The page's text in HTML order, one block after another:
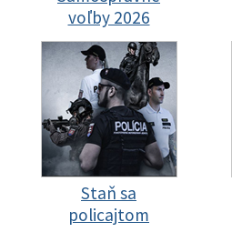
voľby 2026
Staň sa
policajtom